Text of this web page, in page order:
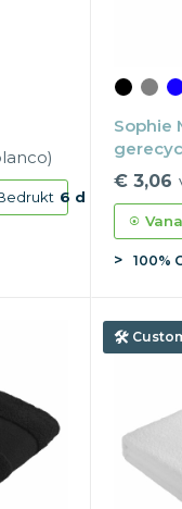
6 d
Sophie
gr/m²
€ 3,06
100%